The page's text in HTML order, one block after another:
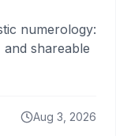
numerology:
shareable
Aug 3, 2026